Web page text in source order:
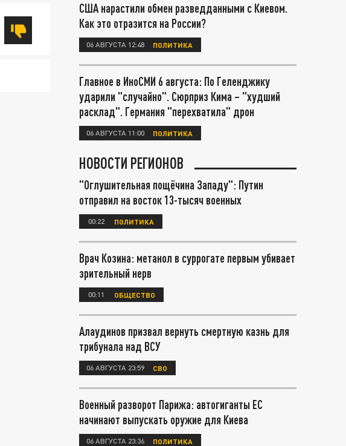
США нарастили обмен разведданными с Киевом.
Как это отразится на России?
06 АВГУСТА 12:48 ПОЛИТИКА
Главное в ИноСМИ 6 августа: По Геленджику
ударили "случайно". Сюрприз Кима – "худший
расклад". Германия "перехватила" дрон
06 АВГУСТА 11:00 ПОЛИТИКА
НОВОСТИ РЕГИОНОВ
"Оглушительная пощёчина Западу": Путин
отправил на восток 13-тысяч военных
00:22 ПОЛИТИКА
Врач Козина: метанол в суррогате первым убивает
зрительный нерв
00:11 ОБЩЕСТВО
Алаудинов призвал вернуть смертную казнь для
трибунала над ВСУ
06 АВГУСТА 23:59 СВО
Военный разворот Парижа: автогиганты ЕС
начинают выпускать оружие для Киева
06 АВГУСТА 23:36 ПОЛИТИКА